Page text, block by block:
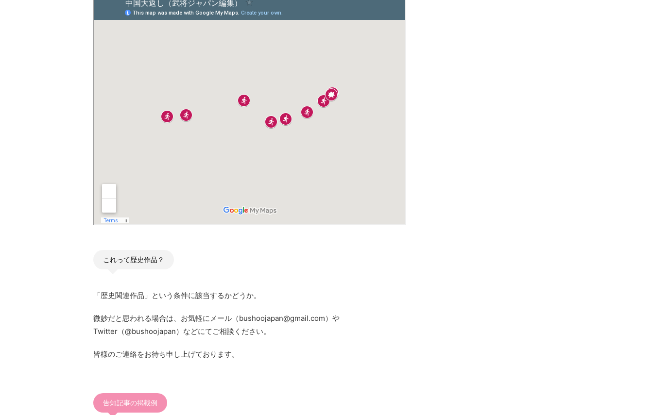
これって歴史作品？
「歴史関連作品」という条件に該当するかどうか。
微妙だと思われる場合は、お気軽にメール（bushoojapan@gmail.com）や
Twitter（@bushoojapan）などにてご相談ください。
皆様のご連絡をお待ち申し上げております。
告知記事の掲載例